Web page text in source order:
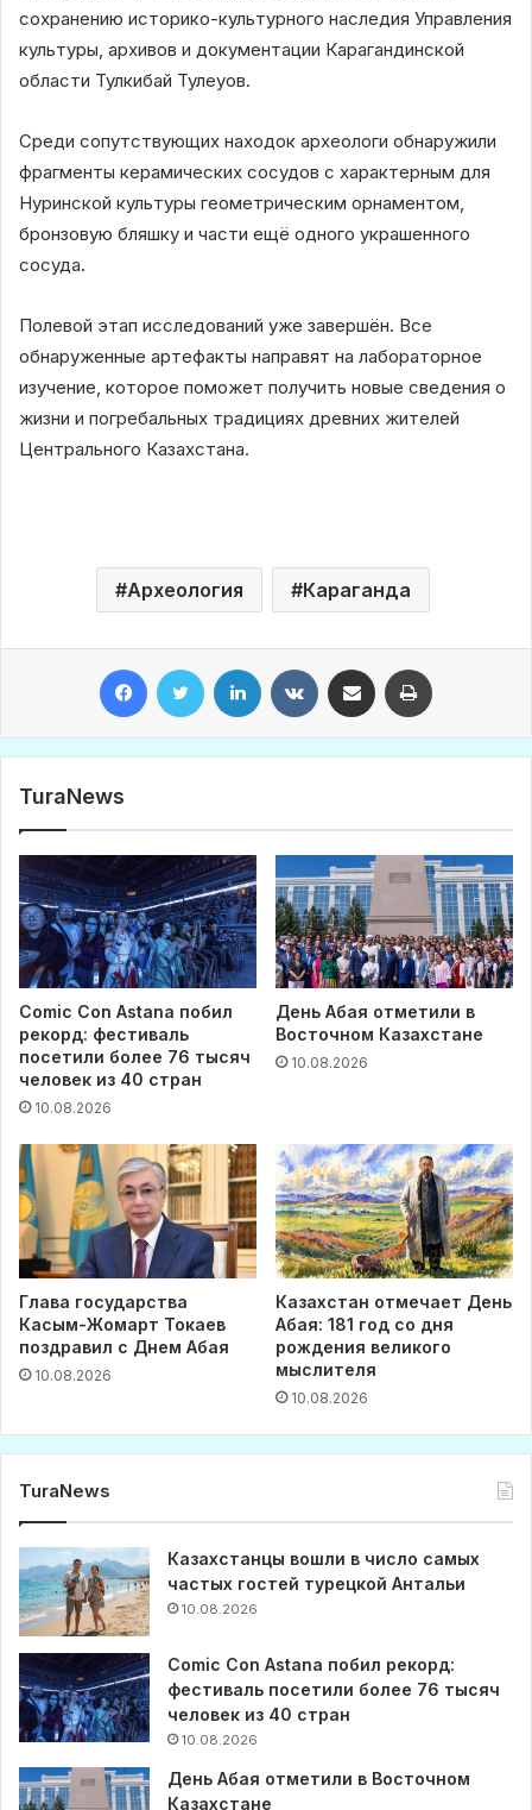
сохранению историко-культурного наследия Управления
культуры, архивов и документации Карагандинской
области Тулкибай Тулеуов.
Среди сопутствующих находок археологи обнаружили
фрагменты керамических сосудов с характерным для
Нуринской культуры геометрическим орнаментом,
бронзовую бляшку и части ещё одного украшенного
сосуда.
Полевой этап исследований уже завершён. Все
обнаруженные артефакты направят на лабораторное
изучение, которое поможет получить новые сведения о
жизни и погребальных традициях древних жителей
Центрального Казахстана.
Археология Караганда
TuraNews
Comic Con Astana побил
рекорд: фестиваль
посетили более 76 тысяч
человек из 40 стран
10.08.2026
День Абая отметили в
Восточном Казахстане
10.08.2026
Глава государства
Касым-Жомарт Токаев
поздравил с Днем Абая
10.08.2026
Казахстан отмечает День
Абая: 181 год со дня
рождения великого
мыслителя
10.08.2026
TuraNews
Казахстанцы вошли в число самых
частых гостей турецкой Антальи
10.08.2026
Comic Con Astana побил рекорд:
фестиваль посетили более 76 тысяч
человек из 40 стран
10.08.2026
День Абая отметили в Восточном
Казахстане